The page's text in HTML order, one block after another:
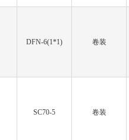
DFN-6(1*1) 卷装
SC70-5 卷装